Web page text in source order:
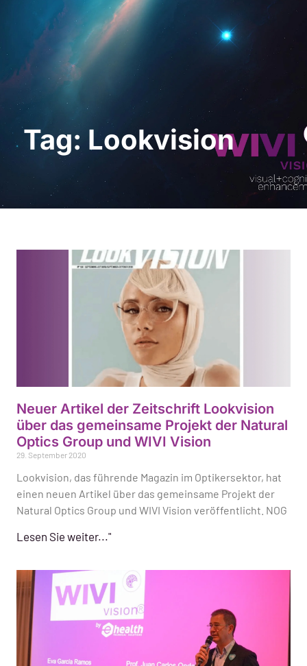
Demo anfordern
Tag: Lookvision
Neuer Artikel der Zeitschrift Lookvision
über das gemeinsame Projekt der Natural
Optics Group und WIVI Vision
29. September 2020
Lookvision, das führende Magazin im Optikersektor, hat
einen neuen Artikel über das gemeinsame Projekt der
Natural Optics Group und WIVI Vision veröffentlicht. NOG
Lesen Sie weiter..."